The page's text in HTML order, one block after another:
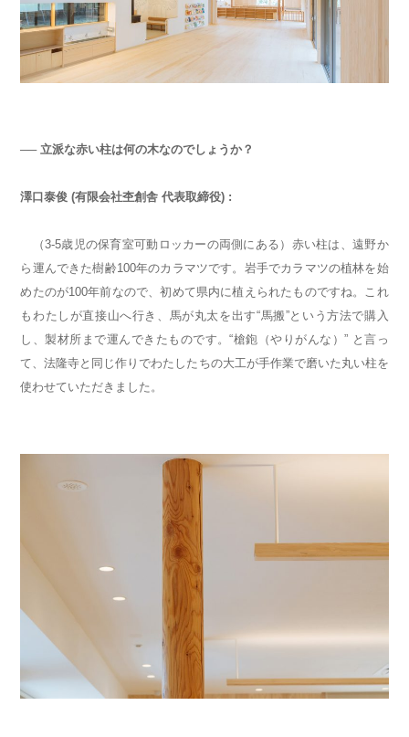
── 立派な赤い柱は何の木なのでしょうか？
澤口泰俊 (有限会社杢創舎 代表取締役) :
（3-5歳児の保育室可動ロッカーの両側にある）赤い柱は、遠野か
ら運んできた樹齢100年のカラマツです。岩手でカラマツの植林を始
めたのが100年前なので、初めて県内に植えられたものですね。これ
もわたしが直接山へ行き、馬が丸太を出す“馬搬”という方法で購入
し、製材所まで運んできたものです。“槍鉋（やりがんな）” と言っ
て、法隆寺と同じ作りでわたしたちの大工が手作業で磨いた丸い柱を
使わせていただきました。